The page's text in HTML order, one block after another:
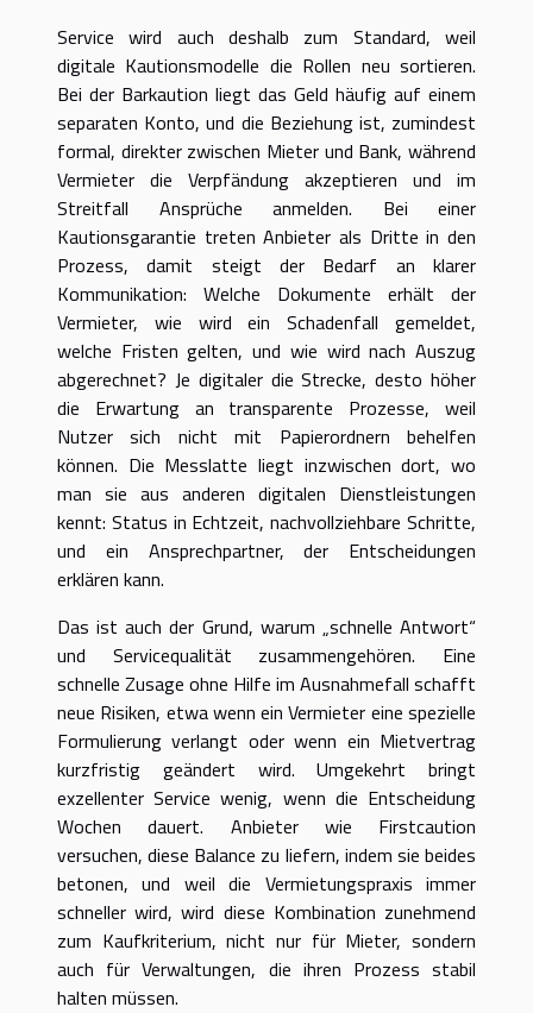
Service wird auch deshalb zum Standard, weil
digitale Kautionsmodelle die Rollen neu sortieren.
Bei der Barkaution liegt das Geld häufig auf einem
separaten Konto, und die Beziehung ist, zumindest
formal, direkter zwischen Mieter und Bank, während
Vermieter die Verpfändung akzeptieren und im
Streitfall Ansprüche anmelden. Bei einer
Kautionsgarantie treten Anbieter als Dritte in den
Prozess, damit steigt der Bedarf an klarer
Kommunikation: Welche Dokumente erhält der
Vermieter, wie wird ein Schadenfall gemeldet,
welche Fristen gelten, und wie wird nach Auszug
abgerechnet? Je digitaler die Strecke, desto höher
die Erwartung an transparente Prozesse, weil
Nutzer sich nicht mit Papierordnern behelfen
können. Die Messlatte liegt inzwischen dort, wo
man sie aus anderen digitalen Dienstleistungen
kennt: Status in Echtzeit, nachvollziehbare Schritte,
und ein Ansprechpartner, der Entscheidungen
erklären kann.
Das ist auch der Grund, warum „schnelle Antwort“
und Servicequalität zusammengehören. Eine
schnelle Zusage ohne Hilfe im Ausnahmefall schafft
neue Risiken, etwa wenn ein Vermieter eine spezielle
Formulierung verlangt oder wenn ein Mietvertrag
kurzfristig geändert wird. Umgekehrt bringt
exzellenter Service wenig, wenn die Entscheidung
Wochen dauert. Anbieter wie Firstcaution
versuchen, diese Balance zu liefern, indem sie beides
betonen, und weil die Vermietungspraxis immer
schneller wird, wird diese Kombination zunehmend
zum Kaufkriterium, nicht nur für Mieter, sondern
auch für Verwaltungen, die ihren Prozess stabil
halten müssen.